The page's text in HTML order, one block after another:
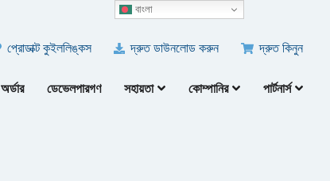
প্রোডাক্ট কুইললিঙ্কস দ্রুত ডাউনলোড করুন দ্রুত কিনুন
অর্ডার ডেভেলপারগণ সহায়তা কোম্পানির পার্টনার্স
বাংলা